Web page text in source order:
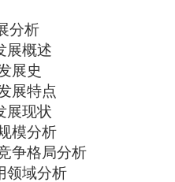
分析
展概述
展史
展特点
展现状
模分析
争格局分析
领域分析